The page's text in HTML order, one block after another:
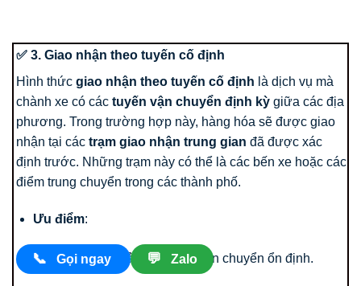
✅ 3. Giao nhận theo tuyến cố định
Hình thức giao nhận theo tuyến cố định là dịch vụ mà
chành xe có các tuyến vận chuyển định kỳ giữa các địa
phương. Trong trường hợp này, hàng hóa sẽ được giao
nhận tại các trạm giao nhận trung gian đã được xác
định trước. Những trạm này có thể là các bến xe hoặc các
điểm trung chuyển trong các thành phố.
Ưu điểm:
Đảm bảo thời gian vận chuyển ổn định.
📞 Gọi ngay 💬 Zalo